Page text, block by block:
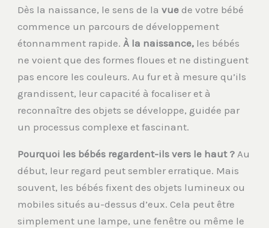
Dès la naissance, le sens de lavue de votre bébé
commence un parcours de développement
étonnamment rapide.À la naissance, les bébés
ne voient que des formes floues et ne distinguent
pas encore les couleurs. Au fur et à mesure qu’ils
grandissent, leur capacité à focaliser et à
reconnaître des objets se développe, guidée par
un processus complexe et fascinant.
Pourquoi les bébés regardent-ils vers le haut ? Au
début, leur regard peut sembler erratique. Mais
souvent, les bébés fixent des objets lumineux ou
mobiles situés au-dessus d’eux. Cela peut être
simplement une lampe, une fenêtre ou même le